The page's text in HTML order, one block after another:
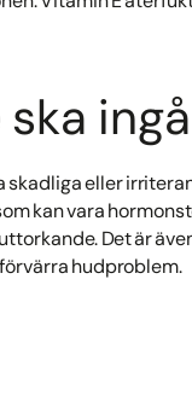
eller
kan vara
Det är
hudproblem.